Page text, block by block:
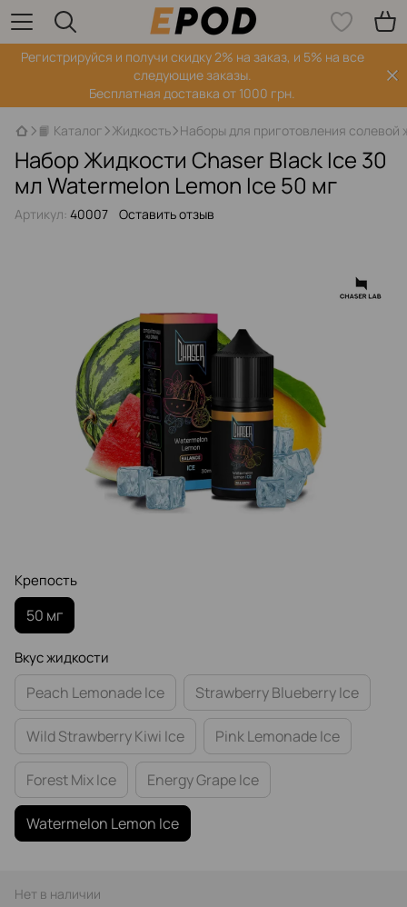
Регистрируйся‌ и получи скидку 2% на заказ, и 5% на все
следующие заказы.
Бесплатная доставка от 1000 грн.
📙 Каталог Жидкость Наборы для приготовления солевой
Набор Жидкости Chaser Black Ice 30
мл Watermelon Lemon Ice 50 мг
Артикул: 40007 Оставить отзыв
Крепость
50 мг
Вкус жидкости
Peach Lemonade Ice Strawberry Blueberry Ice
Wild Strawberry Kiwi Ice Pink Lemonade Ice
Forest Mix Ice Energy Grape Ice
Watermelon Lemon Ice
Нет в наличии